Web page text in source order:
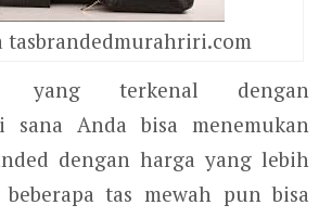
tasbrandedmurahriri.com
yang terkenal dengan
sana Anda bisa menemukan
dengan harga yang lebih
tas mewah pun bisa